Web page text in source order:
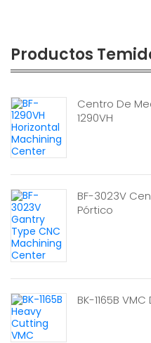
Productos
Centro De
1290VH
BF-3023V
Pórtico
BK-1165B